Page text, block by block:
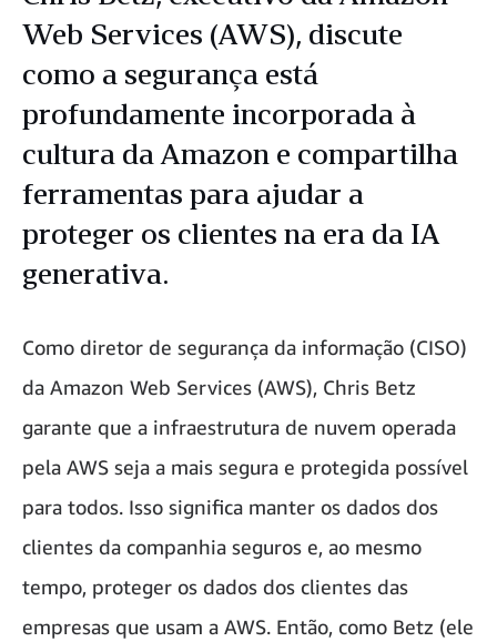
Web Services (AWS), discute
como a segurança está
profundamente incorporada à
cultura da Amazon e compartilha
ferramentas para ajudar a
proteger os clientes na era da IA
generativa.
Como diretor de segurança da informação (CISO)
da Amazon Web Services (AWS), Chris Betz
garante que a infraestrutura de nuvem operada
pela AWS seja a mais segura e protegida possível
para todos. Isso significa manter os dados dos
clientes da companhia seguros e, ao mesmo
tempo, proteger os dados dos clientes das
empresas que usam a AWS. Então, como Betz (ele